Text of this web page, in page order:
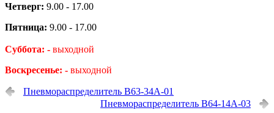
Четверг: 9.00 - 17.00
Пятница: 9.00 - 17.00
Суббота: - выходной
Воскресенье: - выходной
Пневмораспределитель В63-34А-01
Пневмораспределитель В64-14А-03